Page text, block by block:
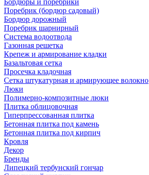
Бордюры и поребрики
Поребрик (бордюр садовый)
Бордюр дорожный
Поребрик шарнирный
Система водоотвода
Газонная решетка
Крепеж и армирование кладки
Базальтовая сетка
Просечка кладочная
Сетка штукатурная и армирующее волокно
Люки
Полимерно-композитные люки
Плитка облицовочная
Гиперпрессованная плитка
Бетонная плитка под камень
Бетонная плитка под кирпич
Кровля
Декор
Бренды
Липецкий тербунский гончар